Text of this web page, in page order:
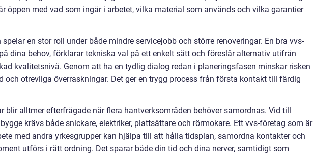
öppen med vad som ingår i arbetet, vilka material som används och vilka garantier
en stor roll under både mindre servicejobb och större renoveringar. En bra vvs-
dina behov, förklarar tekniska val på ett enkelt sätt och föreslår alternativ utifrån
kvalitetsnivå. Genom att ha en tydlig dialog redan i planeringsfasen minskar risken
och otrevliga överraskningar. Det ger en trygg process från första kontakt till färdig
blir alltmer efterfrågade när flera hantverksområden behöver samordnas. Vid till
krävs både snickare, elektriker, plattsättare och rörmokare. Ett vvs-företag som är
med andra yrkesgrupper kan hjälpa till att hålla tidsplan, samordna kontakter och
utförs i rätt ordning. Det sparar både din tid och dina nerver, samtidigt som